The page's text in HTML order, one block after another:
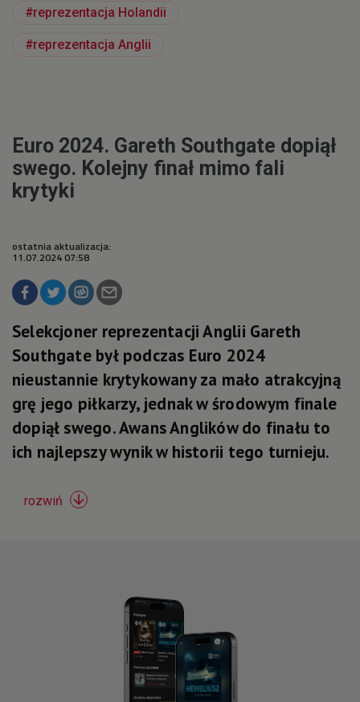
reprezentacja Holandii
reprezentacja Anglii
Euro 2024. Gareth Southgate dopiął
swego. Kolejny finał mimo fali
krytyki
ostatnia aktualizacja:
11.07.2024 07:58
Selekcjoner reprezentacji Anglii Gareth
Southgate był podczas Euro 2024
nieustannie krytykowany za mało atrakcyjną
grę jego piłkarzy, jednak w środowym finale
dopiął swego. Awans Anglików do finału to
ich najlepszy wynik w historii tego turnieju.
rozwiń 